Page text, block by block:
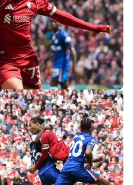
тренеров